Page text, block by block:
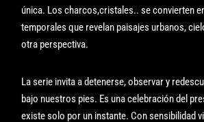
única. Los charcos,cristales.. se convierten
temporales que revelan paisajes urbanos,
otra perspectiva.
La serie invita a detenerse, observar y
bajo nuestros pies. Es una celebración del
existe solo por un instante. Con sensibilidad